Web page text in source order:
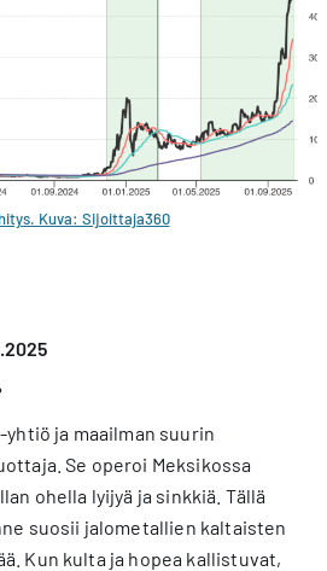
Kuva: Sijoittaja360
-yhtiö ja maailman suurin
Se operoi Meksikossa
ohella lyijyä ja sinkkiä. Tällä
suosii jalometallien kaltaisten
Kun kulta ja hopea kallistuvat,